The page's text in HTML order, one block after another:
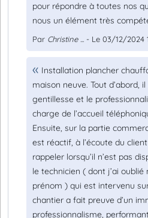
pour répondre à toutes nos
nous un élément très
Par Christine ... - Le 03/12/2024
Installation plancher
maison neuve. Tout d’abord,
gentillesse et le
charge de l’accueil
Ensuite, sur la partie
est réactif, à l’écoute du
rappeler lorsqu’il n’est pas
le technicien ( dont j’ai
prénom ) qui est intervenu
chantier a fait preuve d’un
professionnalisme,